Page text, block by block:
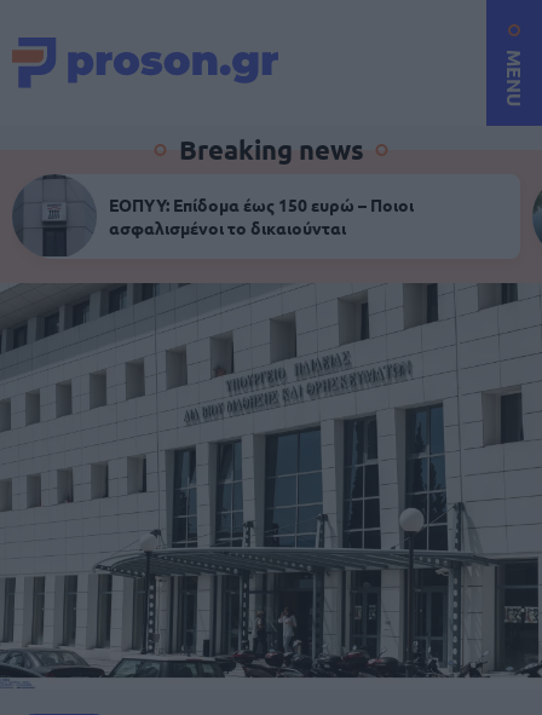
MENU
Breaking news
ΕΟΠΥΥ: Επίδομα έως 150 ευρώ – Ποιοι
ασφαλισμένοι το δικαιούνται